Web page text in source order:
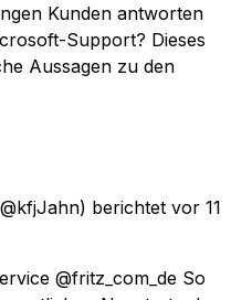
Kunden antworten
Support? Dieses
Aussagen zu den
berichtet vor 11
@fritz_com_de So